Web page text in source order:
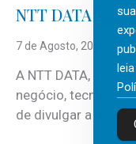
NTT DATA
7 de Agosto, 2026
A NTT DATA,
negócio,
de divulgar a mais